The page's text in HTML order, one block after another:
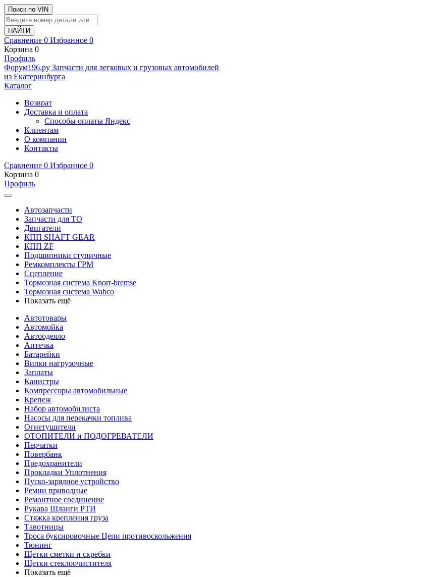
Поиск по VIN
Сравнение 0 Избранное 0
Корзина 0
Профиль
Фoрум196.ру Запчасти для легковых и грузовых автомобилей
из Екатеринбурга
Каталог
Возврат
Доставка и оплата
Способы оплаты Яндекс
Клиентам
О компании
Контакты
Сравнение 0 Избранное 0
Корзина 0
Профиль
Автозапчасти
Запчасти для ТО
Двигатели
КПП SHAFT GEAR
КПП ZF
Подшипники ступичные
Ремкомплекты ГРМ
Сцепление
Тормозная система Knorr-bremse
Тормозная система Wabco
Показать ещё
Автотовары
Автомойка
Автоодеяло
Аптечка
Батарейки
Вилки нагрузочные
Заплаты
Канистры
Компрессоры автомобильные
Крепеж
Набор автомобилиста
Насосы для перекачки топлива
Огнетушители
ОТОПИТЕЛИ и ПОДОГРЕВАТЕЛИ
Перчатки
Повербанк
Предохранители
Прокладки Уплотнения
Пуско-зарядное устройство
Ремни приводные
Ремонтное соединение
Рукава Шланги РТИ
Стяжка крепления груза
Тавотницы
Троса буксировочные Цепи противоскольжения
Тюнинг
Щетки сметки и скребки
Щетки стеклоочистителя
Показать ещё